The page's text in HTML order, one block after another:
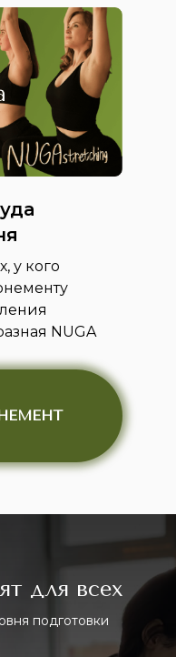
у кого
NUGA
для всех
подготовки